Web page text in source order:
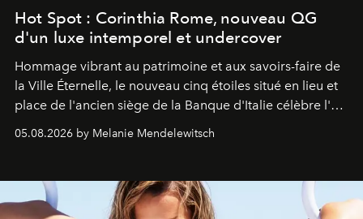
Hot Spot : Corinthia Rome, nouveau QG
d'un luxe intemporel et undercover
Hommage vibrant au patrimoine et aux savoirs-faire de
la Ville Éternelle, le nouveau cinq étoiles situé en lieu et
place de l'ancien siège de la Banque d'Italie célèbre l'art
de vivre Romain dans toute son élégance intemporelle.
05.08.2026 by Melanie Mendelewitsch